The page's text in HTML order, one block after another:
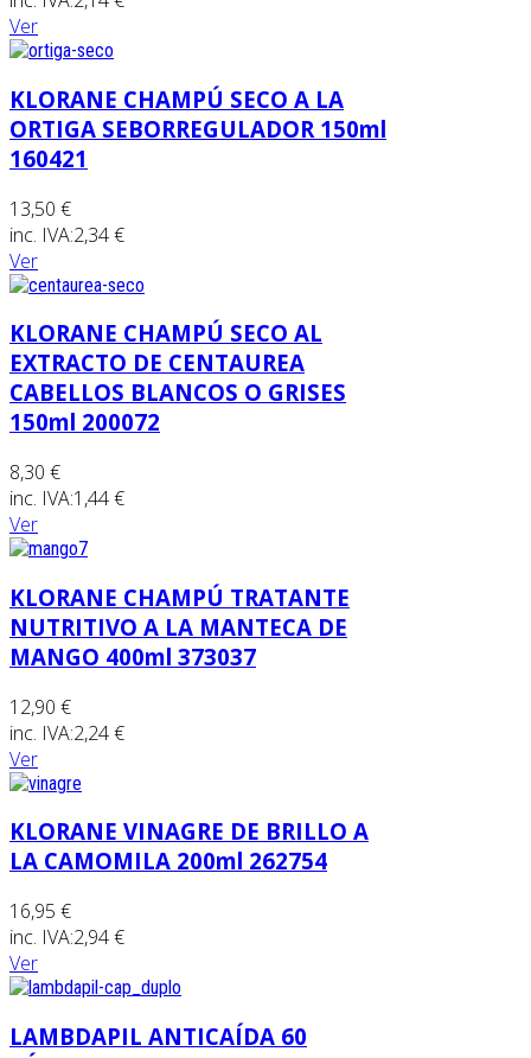
Ver
KLORANE CHAMPÚ SECO A LA
ORTIGA SEBORREGULADOR 150ml
160421
13,50 €
inc. IVA:2,34 €
Ver
KLORANE CHAMPÚ SECO AL
EXTRACTO DE CENTAUREA
CABELLOS BLANCOS O GRISES
150ml 200072
8,30 €
inc. IVA:1,44 €
Ver
KLORANE CHAMPÚ TRATANTE
NUTRITIVO A LA MANTECA DE
MANGO 400ml 373037
12,90 €
inc. IVA:2,24 €
Ver
KLORANE VINAGRE DE BRILLO A
LA CAMOMILA 200ml 262754
16,95 €
inc. IVA:2,94 €
Ver
LAMBDAPIL ANTICAÍDA 60